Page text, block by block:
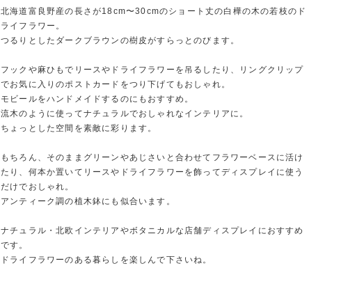
北海道富良野産の長さが18cm〜30cmのショート丈の白樺の木の若枝のド
ライフラワー。
つるりとしたダークブラウンの樹皮がすらっとのびます。
フックや麻ひもでリースやドライフラワーを吊るしたり、リングクリップ
でお気に入りのポストカードをつり下げてもおしゃれ。
モビールをハンドメイドするのにもおすすめ。
流木のように使ってナチュラルでおしゃれなインテリアに。
ちょっとした空間を素敵に彩ります。
もちろん、そのままグリーンやあじさいと合わせてフラワーベースに活け
たり、何本か置いてリースやドライフラワーを飾ってディスプレイに使う
だけでおしゃれ。
アンティーク調の植木鉢にも似合います。
ナチュラル・北欧インテリアやボタニカルな店舗ディスプレイにおすすめ
です。
ドライフラワーのある暮らしを楽しんで下さいね。